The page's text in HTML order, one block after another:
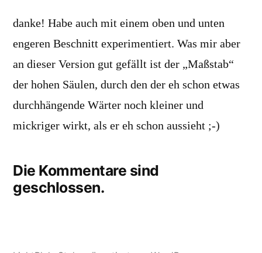
danke! Habe auch mit einem oben und unten
engeren Beschnitt experimentiert. Was mir aber
an dieser Version gut gefällt ist der „Maßstab“
der hohen Säulen, durch den der eh schon etwas
durchhängende Wärter noch kleiner und
mickriger wirkt, als er eh schon aussieht ;-)
Die Kommentare sind
geschlossen.